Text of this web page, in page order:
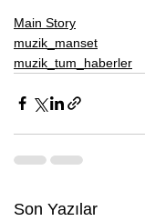
Main Story
muzik_manset
muzik_tum_haberler
Son Yazılar